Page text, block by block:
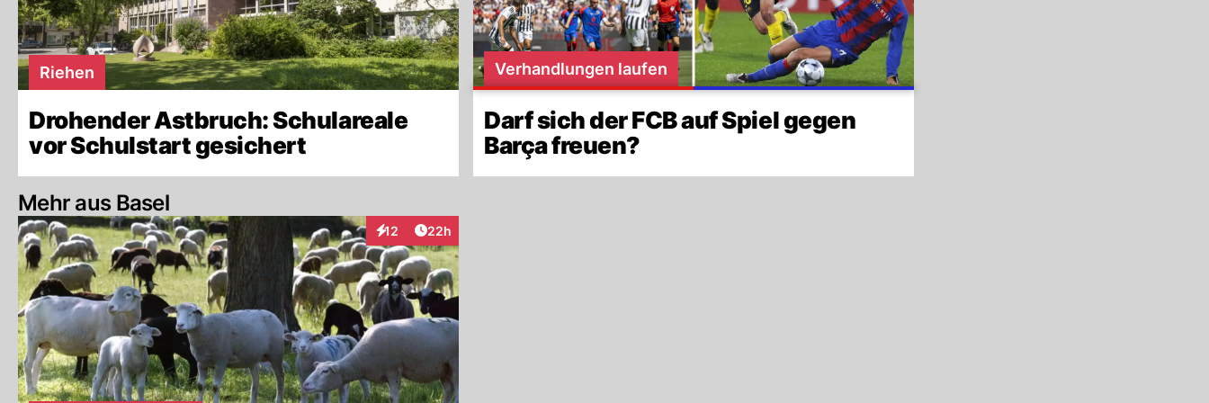
Riehen
Drohender Astbruch: Schulareale
vor Schulstart gesichert
Verhandlungen laufen
Darf sich der FCB auf Spiel gegen
Barça freuen?
Mehr aus Basel
12
InteraktionenArtikel veröffentlicht:
22h